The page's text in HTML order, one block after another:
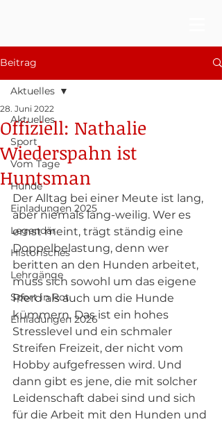
Beitrag
Aktuelles
Sport
Vom Tage
Hunde
Einladungen 2025
Legendär
Historisches
Lehrgänge
Sport in Rot
Einladungen 2026
Aktuelles
Offiziell: Nathalie
Wiederspahn ist
Huntsman
28. Juni 2022
Der Alltag bei einer Meute ist lang,
aber niemals lang-weilig. Wer es
ernst meint, trägt ständig eine
Doppelbelastung, denn wer
beritten an den Hunden arbeitet,
muss sich sowohl um das eigene
Pferd als auch um die Hunde
kümmern. Das ist ein hohes
Stresslevel und ein schmaler
Streifen Freizeit, der nicht vom
Hobby aufgefressen wird. Und
dann gibt es jene, die mit solcher
Leidenschaft dabei sind und sich
für die Arbeit mit den Hunden und